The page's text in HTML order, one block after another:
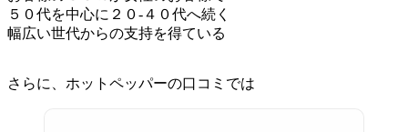
５０代を中心に２０-４０代へ続く
幅広い世代からの支持を得ている
さらに、ホットペッパーの口コミでは